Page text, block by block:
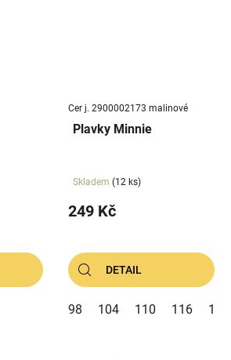
Cer j. 2900002173 malinové
Plavky Minnie
Skladem (12 ks)
249 Kč
DETAIL
98 104 110 116 122